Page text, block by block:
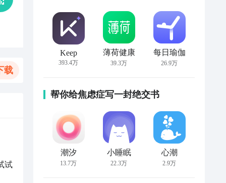
载
试
Keep
393.4万
薄荷健康
39.3万
每日瑜伽
26.9万
帮你给焦虑症写一封绝交书
潮汐
13.7万
小睡眠
22.3万
心潮
2.9万